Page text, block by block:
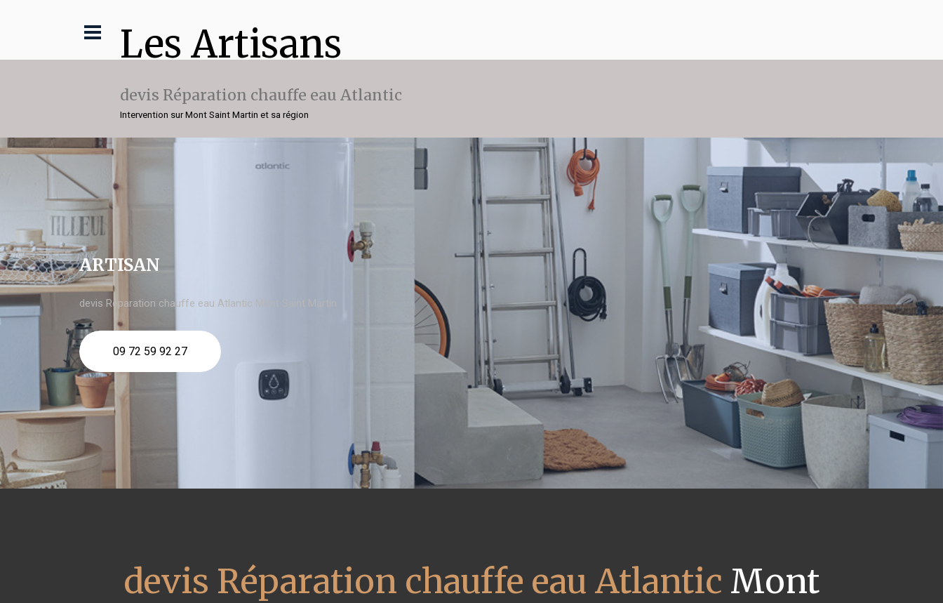
Les Artisans
devis Réparation chauffe eau Atlantic
Intervention sur Mont Saint Martin et sa région
ARTISAN
devis Réparation chauffe eau Atlantic Mont Saint Martin
09 72 59 92 27
devis Réparation chauffe eau Atlantic Mont